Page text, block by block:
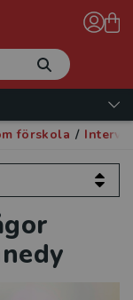
förskola /